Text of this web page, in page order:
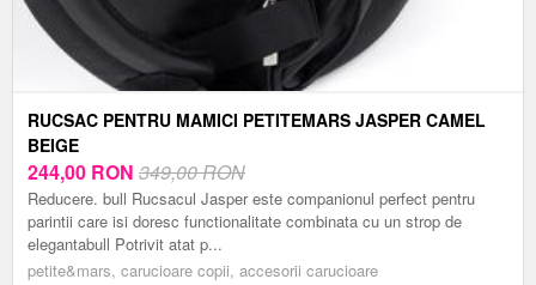
RUCSAC PENTRU MAMICI PETITEMARS JASPER CAMEL
BEIGE
244,00 RON 349,00 RON
Reducere. bull Rucsacul Jasper este companionul perfect pentru
parintii care isi doresc functionalitate combinata cu un strop de
elegantabull Potrivit atat p...
petite&mars, carucioare copii, accesorii carucioare